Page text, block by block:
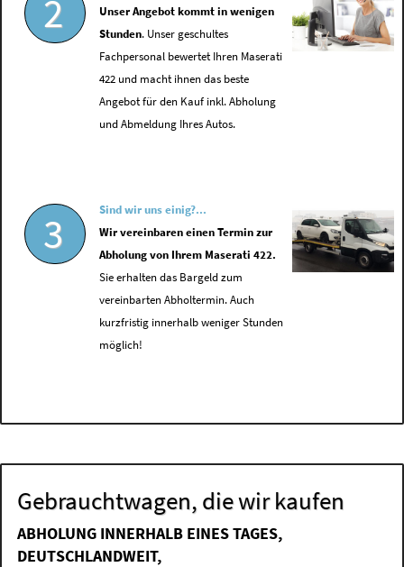
2
Unser Angebot kommt in wenigen
Stunden. Unser geschultes
Fachpersonal bewertet Ihren Maserati
422 und macht ihnen das beste
Angebot für den Kauf inkl. Abholung
und Abmeldung Ihres Autos.
3
Sind wir uns einig?...
Wir vereinbaren einen Termin zur
Abholung von Ihrem Maserati 422.
Sie erhalten das Bargeld zum
vereinbarten Abholtermin. Auch
kurzfristig innerhalb weniger Stunden
möglich!
Gebrauchtwagen, die wir kaufen
ABHOLUNG INNERHALB EINES TAGES,
DEUTSCHLANDWEIT,